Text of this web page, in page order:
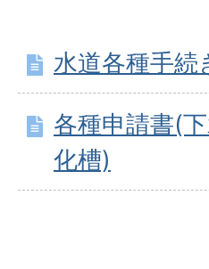
水道各種手続
各種申請書(
化槽)